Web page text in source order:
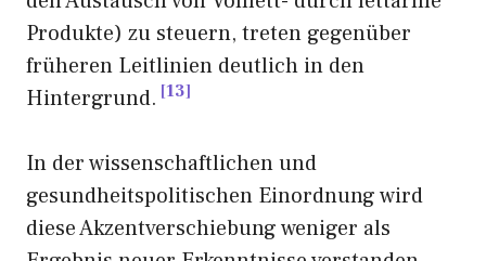
Produkte) zu steuern, treten gegenüber
früheren Leitlinien deutlich in den
Hintergrund. 13
In der wissenschaftlichen und
gesundheitspolitischen Einordnung wird
diese Akzentverschiebung weniger als